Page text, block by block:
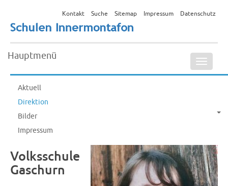
Kontakt Suche Sitemap Impressum Datenschutz
ein-/
Hauptmenü
Aktuell
Direktion
Bilder
Impressum
Volksschule
Gaschurn